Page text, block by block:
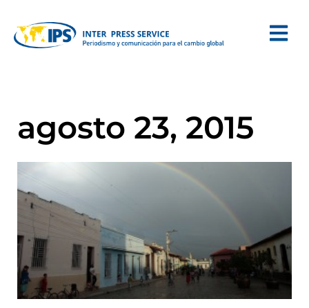
agosto 23, 2015